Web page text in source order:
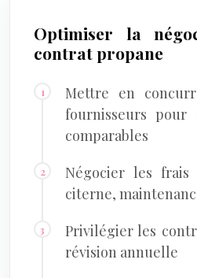
Optimiser la
contrat propane
Mettre en
fournisseurs pour
comparables
Négocier les frais
citerne,
Privilégier les
révision annuelle